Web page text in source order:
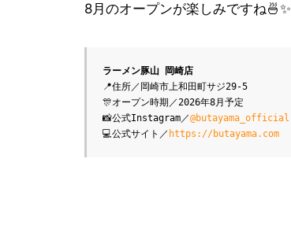
8月のオープンが楽しみですね🍜✨
ラーメン豚山 岡崎店
📍住所／岡崎市上和田町サジ29-5
🎊オープン時期／2026年8月予定
📸公式Instagram／@butayama_official
💻公式サイト／ https://butayama.com